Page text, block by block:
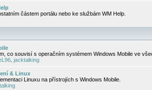
částem portálu nebo ke službám WM Help.
co souvisí s operačním systémem Windows Mobile ve
jacktalking
& Linux
Linuxu na přístrojích s Windows Mobile.